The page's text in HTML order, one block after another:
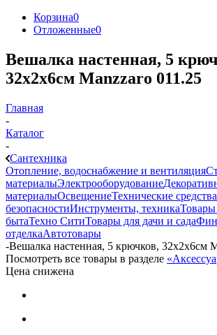
Корзина0
Отложенные0
Вешалка настенная, 5
32х2х6см Manzzaro 011.25
Главная
-
Каталог
-
Сантехника
Отопление, водоснабжение и вентиляция
материалыЭлектрооборудование
материалыОсвещениеТехнические средства
безопасностиИнструменты, техникаТовары
бытаТехно СитиТовары для дачи и сада
отделкаАвтотовары
-Вешалка настенная, 5 крючков, 32х2х6см
Посмотреть все товары в разделе
Цена снижена